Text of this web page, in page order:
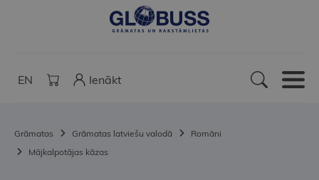
EN Ienākt
Grāmatas Grāmatas latviešu valodā
Romāni
Mājkalpotājas kāzas